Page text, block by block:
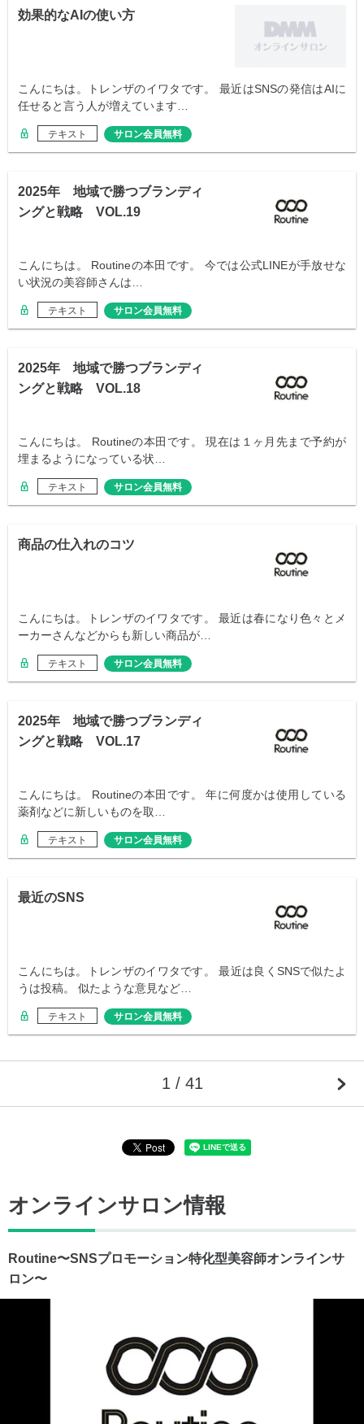
効果的なAIの使い方
こんにちは。トレンザのイワタです。 最近はSNSの発信はAIに
任せると言う人が増えています…
テキスト サロン会員無料
2025年 地域で勝つブランディ
ングと戦略 VOL.19
こんにちは。 Routineの本田です。 今では公式LINEが手放せな
い状況の美容師さんは…
テキスト サロン会員無料
2025年 地域で勝つブランディ
ングと戦略 VOL.18
こんにちは。 Routineの本田です。 現在は１ヶ月先まで予約が
埋まるようになっている状…
テキスト サロン会員無料
商品の仕入れのコツ
こんにちは。トレンザのイワタです。 最近は春になり色々とメ
ーカーさんなどからも新しい商品が…
テキスト サロン会員無料
2025年 地域で勝つブランディ
ングと戦略 VOL.17
こんにちは。 Routineの本田です。 年に何度かは使用している
薬剤などに新しいものを取…
テキスト サロン会員無料
最近のSNS
こんにちは。トレンザのイワタです。 最近は良くSNSで似たよ
うは投稿。 似たような意見など…
テキスト サロン会員無料
1 / 41
オンラインサロン情報
Routine〜SNSプロモーション特化型美容師オンラインサ
ロン〜